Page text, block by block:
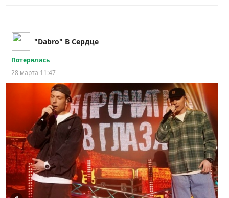
"Dabro" В Сердце
Потерялись
28 марта 11:47